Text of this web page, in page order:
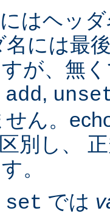
はヘッ
名には最
が、無
add,
せん。
別し、
。
set では